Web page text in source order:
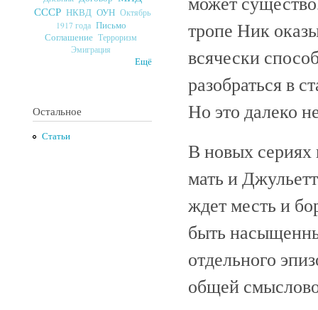
СССР НКВД ОУН Октябрь
1917 года Письмо
Соглашение Терроризм
Эмиграция
Ещё
Остальное
Статьи
тропе Ник
всячески
разобраться в
Но это далеко
В новых
мать и
ждет месть и
быть
отдельного
общей